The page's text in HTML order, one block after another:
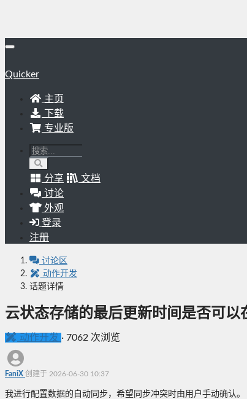
Quicker
主页
下载
专业版
分享
文档
讨论
外观
登录
注册
讨论区
动作开发
话题详情
云状态存储的最后更新时间是否可以
动作开发 · 7062 次浏览
FaniX 创建于 2026-06-30 10:37
我进行配置数据的自动同步，希望同步冲突时由用户手动确认。